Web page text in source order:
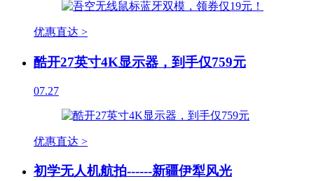
优惠直达 >
酷开27英寸4K显示器，到手仅759元
07.27
优惠直达 >
初学无人机航拍------新疆伊犁风光